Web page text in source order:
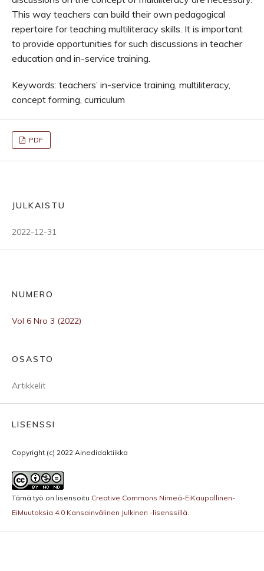
This way teachers can build their own pedagogical
repertoire for teaching multiliteracy skills. It is important
to provide opportunities for such discussions in teacher
education and in-service training.
Keywords: teachers’ in-service training, multiliteracy,
concept forming, curriculum
PDF
JULKAISTU
2022-12-31
NUMERO
Vol 6 Nro 3 (2022)
OSASTO
Artikkelit
LISENSSI
Copyright (c) 2022 Ainedidaktiikka
Tämä työ on lisensoitu Creative Commons Nimeä-EiKaupallinen-
EiMuutoksia 4.0 Kansainvälinen Julkinen -lisenssillä.